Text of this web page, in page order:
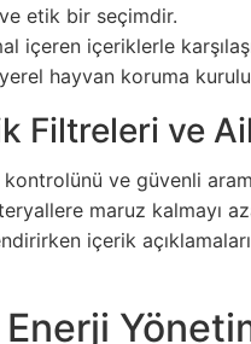
etik bir seçimdir.
içeren içeriklerle
hayvan koruma
Filtreleri ve
ve güvenli
maruz kalmayı
içerik
Enerji